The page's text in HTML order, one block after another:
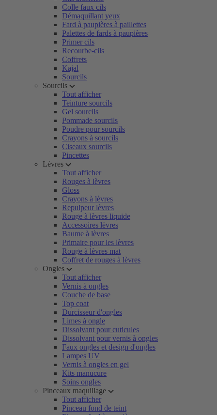
Colle faux cils
Démaquillant yeux
Fard à paupières à paillettes
Palettes de fards à paupières
Primer cils
Recourbe-cils
Coffrets
Kajal
Sourcils
Sourcils
Tout afficher
Teinture sourcils
Gel sourcils
Pommade sourcils
Poudre pour sourcils
Crayons à sourcils
Ciseaux sourcils
Pincettes
Lèvres
Tout afficher
Rouges à lèvres
Gloss
Crayons à lèvres
Repulpeur lèvres
Rouge à lèvres liquide
Accessoires lèvres
Baume à lèvres
Primaire pour les lèvres
Rouge à lèvres mat
Coffret de rouges à lèvres
Ongles
Tout afficher
Vernis à ongles
Couche de base
Top coat
Durcisseur d'ongles
Limes à ongle
Dissolvant pour cuticules
Dissolvant pour vernis à ongles
Faux ongles et design d'ongles
Lampes UV
Vernis à ongles en gel
Kits manucure
Soins ongles
Pinceaux maquillage
Tout afficher
Pinceau fond de teint